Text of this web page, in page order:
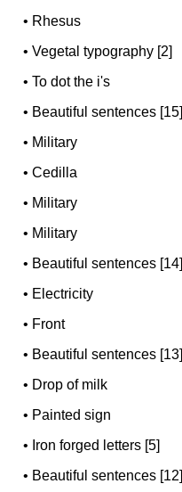
• Rhesus
•Vegetal typography [2]
•To dot the i's
• Beautiful sentences [15]
• Military
•Cedilla
• Military
• Military
• Beautiful sentences [14]
• Electricity
• Front
• Beautiful sentences [13]
• Drop of milk
• Painted sign
• Iron forged letters [5]
• Beautiful sentences [12]